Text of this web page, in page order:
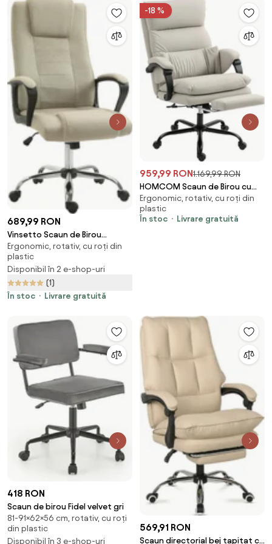
689,99 RON
Vinsetto Scaun de Birou
Ergonomic, Rotativ și Înclinabil,
din Țesătură cu Aspect de In,
cu Tetieră, Bej | Aosom Romania
Ergonomic, rotativ, cu roți din
plastic
Disponibil în 2 e-shop-uri
(1)
În stoc
Livrare gratuită
-18 %
959,99 RON1.169,99 RON
HOMCOM Scaun de Birou cu
Masaj la 6 Puncte și Funcție de
Încălzire, Reglabil 135° din Piele
PU cu Suport pentru Picioare,
Ergonomic, rotativ, cu roți din
plastic
În stoc
Livrare gratuită
418 RON
Scaun de birou Fidel velvet gri
81-91×62×56 cm, rotativ, cu roți
din plastic
Disponibil în 3 e-shop-uri
569,91 RON
Scaun directorial bej tapitat cu